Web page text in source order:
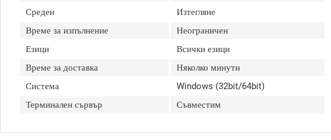
Среден
Изтегляне
Време за изпълнение
Неограничен
Езици
Всички езици
Време за доставка
Няколко минути
Система
Windows (32bit/64bit)
Терминален сървър
Съвместим